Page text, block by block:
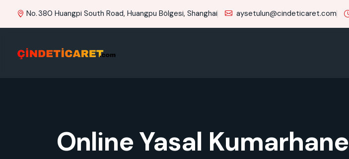
No. 380 Huangpi South Road, Huangpu Bölgesi, Shanghai aysetulun@cindeticaret.com
Online Yasal Kumarhane